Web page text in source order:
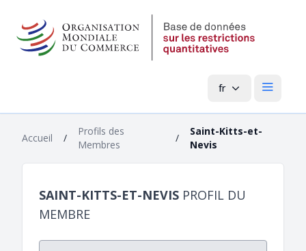
fr Menu
Accueil /
Profils des
Membres
/
Saint-Kitts-et-
Nevis
SAINT-KITTS-ET-NEVIS PROFIL DU
MEMBRE